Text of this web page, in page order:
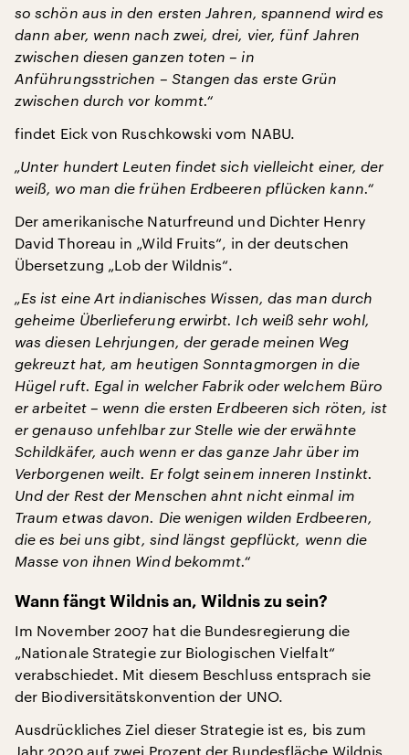
so schön aus in den ersten Jahren, spannend wird es
dann aber, wenn nach zwei, drei, vier, fünf Jahren
zwischen diesen ganzen toten – in
Anführungsstrichen – Stangen das erste Grün
zwischen durch vor kommt.“
findet Eick von Ruschkowski vom NABU.
„Unter hundert Leuten findet sich vielleicht einer, der
weiß, wo man die frühen Erdbeeren pflücken kann.“
Der amerikanische Naturfreund und Dichter Henry
David Thoreau in „Wild Fruits“, in der deutschen
Übersetzung „Lob der Wildnis“.
„Es ist eine Art indianisches Wissen, das man durch
geheime Überlieferung erwirbt. Ich weiß sehr wohl,
was diesen Lehrjungen, der gerade meinen Weg
gekreuzt hat, am heutigen Sonntagmorgen in die
Hügel ruft. Egal in welcher Fabrik oder welchem Büro
er arbeitet – wenn die ersten Erdbeeren sich röten, ist
er genauso unfehlbar zur Stelle wie der erwähnte
Schildkäfer, auch wenn er das ganze Jahr über im
Verborgenen weilt. Er folgt seinem inneren Instinkt.
Und der Rest der Menschen ahnt nicht einmal im
Traum etwas davon. Die wenigen wilden Erdbeeren,
die es bei uns gibt, sind längst gepflückt, wenn die
Masse von ihnen Wind bekommt.“
Wann fängt Wildnis an, Wildnis zu sein?
Im November 2007 hat die Bundesregierung die
„Nationale Strategie zur Biologischen Vielfalt“
verabschiedet. Mit diesem Beschluss entsprach sie
der Biodiversitätskonvention der UNO.
Ausdrückliches Ziel dieser Strategie ist es, bis zum
Jahr 2020 auf zwei Prozent der Bundesfläche Wildnis